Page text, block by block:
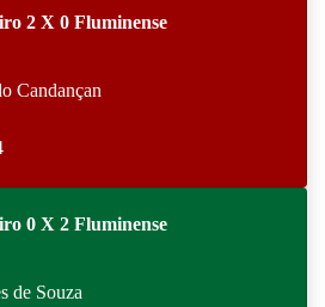
2 X 0 Fluminense
Candançan
0 X 2 Fluminense
de Souza